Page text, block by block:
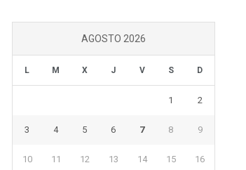
AGOSTO 2026
L M X J V S D
1 2
3 4 5 6 7 8 9
10 11 12 13 14 15 16